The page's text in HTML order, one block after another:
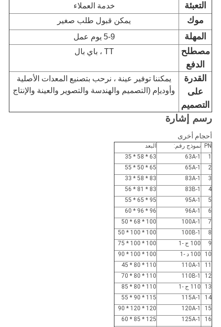
التعبئة خدمة العملاء
موك يمكن قبول طلب صغير
المهلة 5-9 يوم عمل
مصطلح
الدفع
TT ، باي بال
القدرة
على
التصميم
يمكننا توفير عينة ، نرحب بتصنيع المعدات الأصلية
وأوديإم (التصميم والهندسة والتصوير والعينة والإنتاج
رسم إشارة
أحجام أخرى
PN نموذج رقم:
البعد
1
63A-1
63 * 58 * 35
2
65A-1
65 * 50 * 55
3
83A-1
83 * 58 * 33
4
83B-1
83 * 81 * 56
5
95A-1
95 * 65 * 55
6
96A-1
96 * 96 * 60
7
100A-1
100 * 68 * 50
8
100B-1
100 * 100 * 50
9
100 ج -1
100 * 100 * 75
10
100 د -1
100 * 100 * 90
11
110A-1
110 * 80 * 45
12
110B-1
110 * 80 * 70
13
110 ج -1
110 * 80 * 85
14
115A-1
115 * 90 * 55
15
120A-1
120 * 120 * 90
16
125A-1
125 * 85 * 60